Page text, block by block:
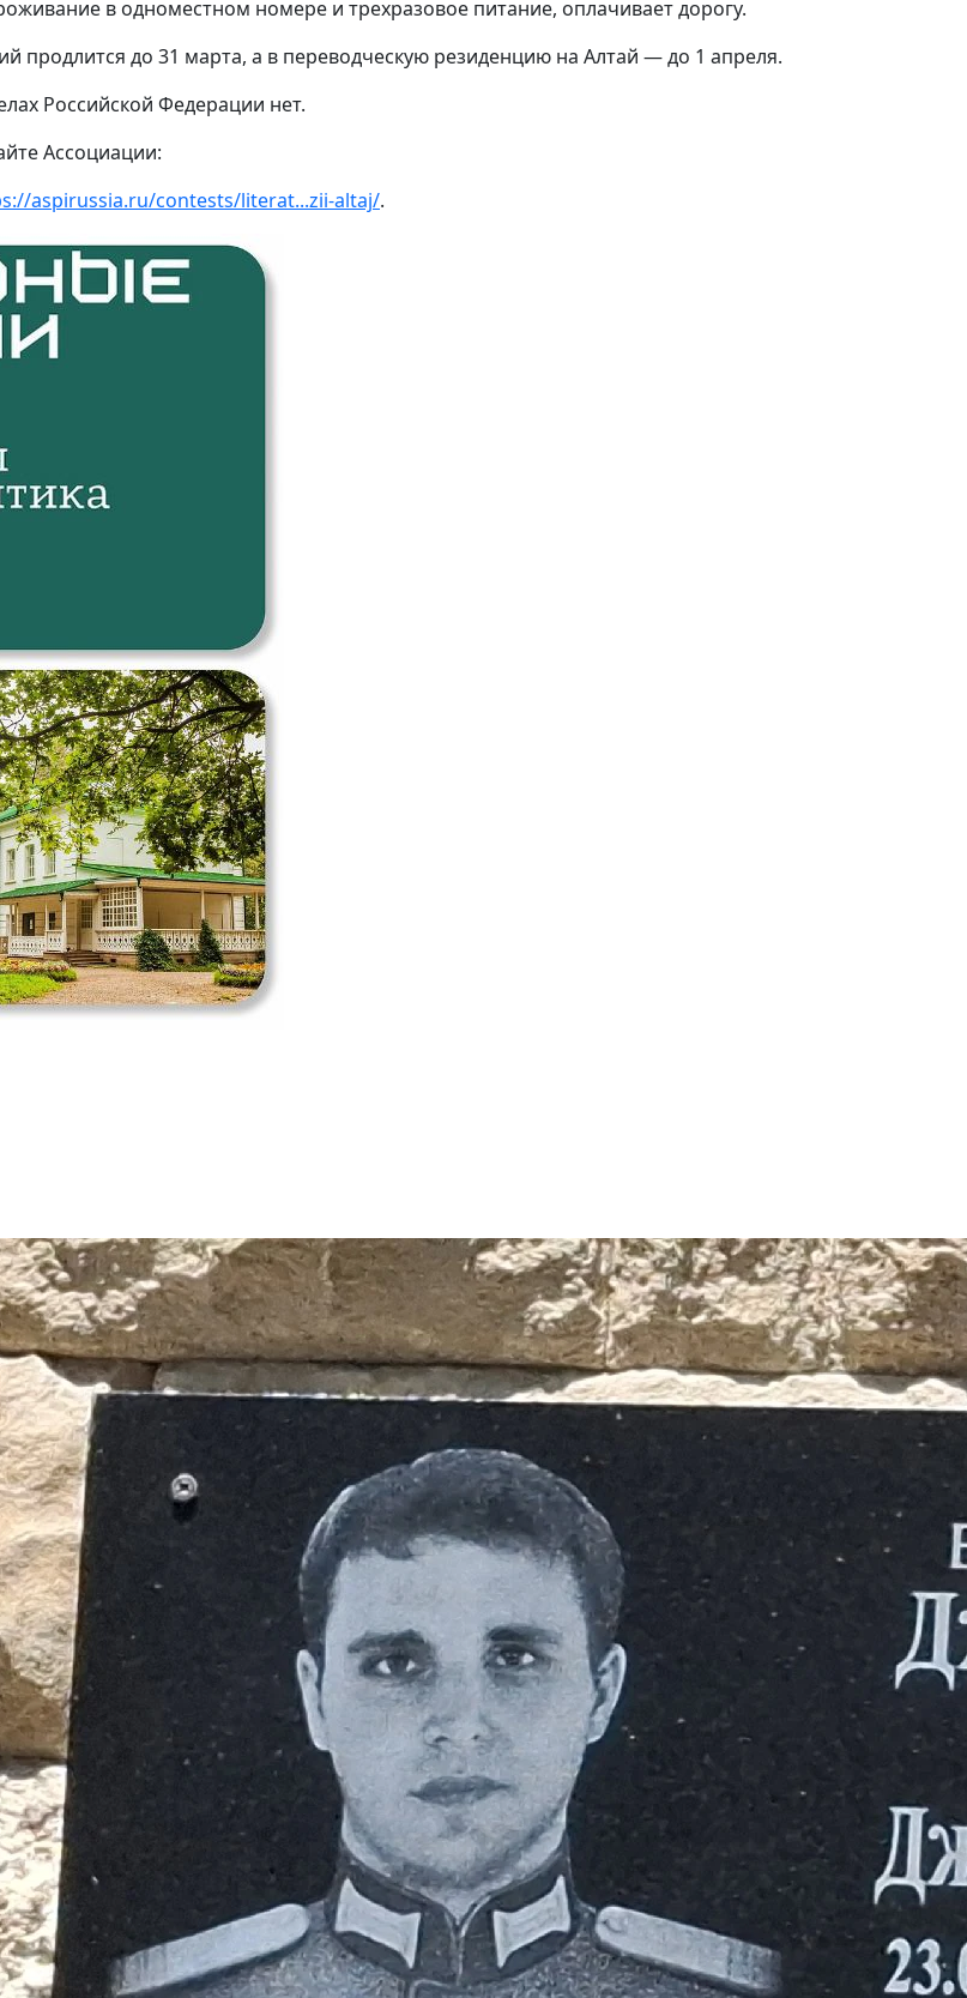
в одноместном номере и трехразовое питание, оплачивает дорогу.
продлится до 31 марта, а в переводческую резиденцию на Алтай — до 1 апреля.
Российской Федерации нет.
Ассоциации:
aspirussia.ru/contests/literat...zii-altaj/.